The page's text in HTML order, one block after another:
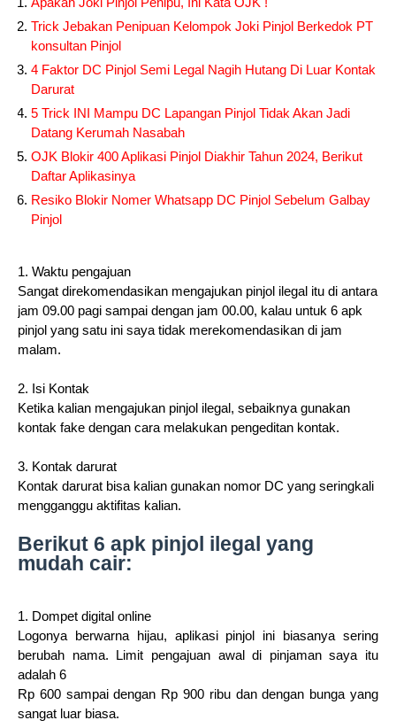
Trick Jebakan Penipuan Kelompok Joki Pinjol Berkedok PT
konsultan Pinjol
4 Faktor DC Pinjol Semi Legal Nagih Hutang Di Luar Kontak
Darurat
5 Trick INI Mampu DC Lapangan Pinjol Tidak Akan Jadi
Datang Kerumah Nasabah
OJK Blokir 400 Aplikasi Pinjol Diakhir Tahun 2024, Berikut
Daftar Aplikasinya
Resiko Blokir Nomer Whatsapp DC Pinjol Sebelum Galbay
Pinjol
1. Waktu pengajuan
Sangat direkomendasikan mengajukan pinjol ilegal itu di antara
jam 09.00 pagi sampai dengan jam 00.00, kalau untuk 6 apk
pinjol yang satu ini saya tidak merekomendasikan di jam
malam.
2. Isi Kontak
Ketika kalian mengajukan pinjol ilegal, sebaiknya gunakan
kontak fake dengan cara melakukan pengeditan kontak.
3. Kontak darurat
Kontak darurat bisa kalian gunakan nomor DC yang seringkali
mengganggu aktifitas kalian.
Berikut 6 apk pinjol ilegal yang
mudah cair:
1. Dompet digital online
Logonya berwarna hijau, aplikasi pinjol ini biasanya sering
berubah nama. Limit pengajuan awal di pinjaman saya itu
adalah 6
Rp 600 sampai dengan Rp 900 ribu dan dengan bunga yang
sangat luar biasa.